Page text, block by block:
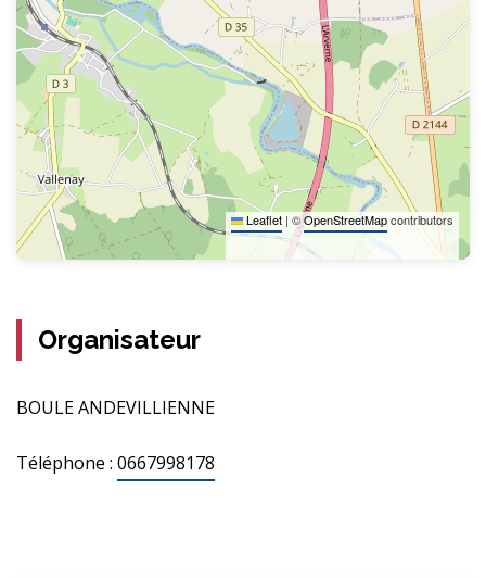
Leaflet | ©OpenStreetMapcontributors
Organisateur
BOULE ANDEVILLIENNE
Téléphone : 0667998178